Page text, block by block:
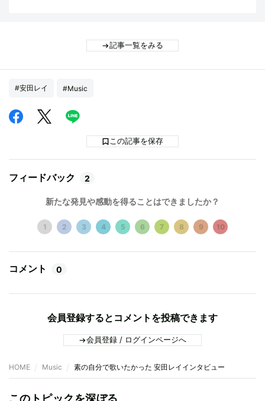
記事一覧をみる
#安田レイ #Music
この記事を保存
フィードバック 2
新たな発見や感動を得ることはできましたか？
1 2 3 4 5 6 7 8 9 10
コメント 0
会員登録するとコメントを投稿できます
会員登録 / ログインページへ
HOME Music 素の自分で歌いたかった 安田レイインタビュー